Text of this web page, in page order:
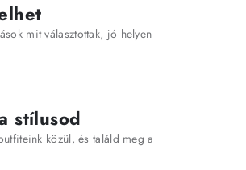
mit választottak, jó helyen
stílusod
közül, és találd meg a